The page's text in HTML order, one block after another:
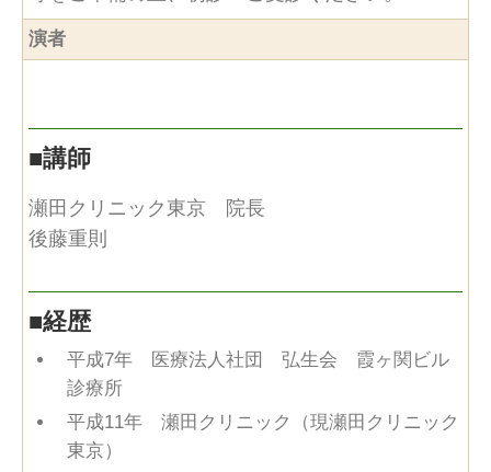
演者
■講師
瀬田クリニック東京 院長
後藤重則
■経歴
平成7年 医療法人社団 弘生会 霞ヶ関ビル
診療所
平成11年 瀬田クリニック（現瀬田クリニック
東京）